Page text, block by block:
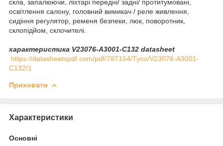
скла, запалюючи, ліхтарі передні/ задні/ протитумовані,
освітлення салону, головний вимикач / реле живлення,
сидіння регулятор, ременя безпеки, люк, поворотник,
склопідйом, склочителі.
характеристика V23076-A3001-C132 datasheet
https://datasheetspdf.com/pdf/787154/Tyco/V23076-A3001-
C132/1
Приховати
Характеристики
Основні